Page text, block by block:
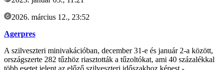
2026. március 12., 23:52
Agerpres
A szilveszteri minivakációban, december 31-e és január 2-a között,
országszerte 282 tűzhöz riasztották a tűzoltókat, ami 40 százalékkal